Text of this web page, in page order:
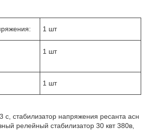
1 шт
1 шт
1 шт
c, стабилизатор напряжения ресанта асн
релейный стабилизатор 30 квт 380в,